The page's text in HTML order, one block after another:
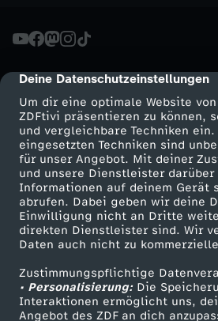
cmp-dialog-description
Deine Datenschutzeinstellungen
Um dir eine optimale Website von
ZDFtivi präsentieren zu können,
und vergleichbare Techniken
eingesetzten Techniken sind
für unser Angebot. Mit deiner
und unsere Dienstleister darüber
Informationen auf deinem Gerät
abrufen. Dabei geben wir deine
Einwilligung nicht an Dritte
direkten Dienstleister sind. Wir
Daten auch nicht zu
Zustimmungspflichtige
• Personalisierung:Die
Interaktionen ermöglicht uns,
Angebot des ZDF an dich
K
a
t
z
e
n
A
N
Mehr ZDF
ZDF-Apps
Smart TV
ZDFtext
Livestreams
Sendungen A-Z
Tickets
Hilfe